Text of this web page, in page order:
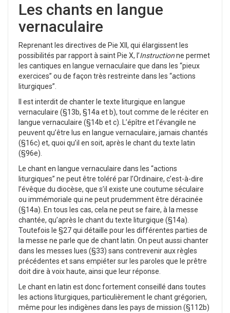
Les chants en langue
vernaculaire
Reprenant les directives de Pie XII, qui élargissent les
possibilités par rapport à saint Pie X, l’Instructionne permet
les cantiques en langue vernaculaire que dans les “pieux
exercices” ou de façon très restreinte dans les “actions
liturgiques”.
Il est interdit de chanter le texte liturgique en langue
vernaculaire (§13b, §14a et b), tout comme de le réciter en
langue vernaculaire (§14b et c). L’épître et l’évangile ne
peuvent qu’être lus en langue vernaculaire, jamais chantés
(§16c) et, quoi qu’il en soit, après le chant du texte latin
(§96e).
Le chant en langue vernaculaire dans les “actions
liturgiques” ne peut être toléré par l’Ordinaire, c’est-à-dire
l’évêque du diocèse, que s’il existe une coutume séculaire
ou immémoriale qui ne peut prudemment être déracinée
(§14a). En tous les cas, cela ne peut se faire, à la messe
chantée, qu’après le chant du texte liturgique (§14a).
Toutefois le §27 qui détaille pour les différentes parties de
la messe ne parle que de chant latin. On peut aussi chanter
dans les messes lues (§33) sans contrevenir aux règles
précédentes et sans empiéter sur les paroles que le prêtre
doit dire à voix haute, ainsi que leur réponse.
Le chant en latin est donc fortement conseillé dans toutes
les actions liturgiques, particulièrement le chant grégorien,
même pour les indigènes dans les pays de mission (§112b)